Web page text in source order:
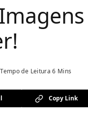
Tempo de Leitura 6 Mins
Copy Link